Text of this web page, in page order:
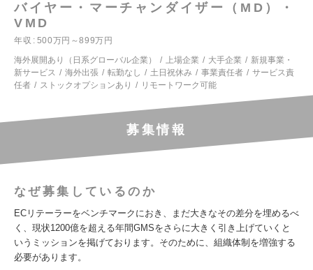
バイヤー・マーチャンダイザー（MD）・
VMD
年収
500万円～899万円
海外展開あり（日系グローバル企業）
上場企業 大手企業
新規事業・
新サービス
海外出張 転勤なし 土日祝休み 事業責任者
サービス責
任者
ストックオプションあり リモートワーク可能
募集情報
なぜ募集しているのか
ECリテーラーをベンチマークにおき、まだ大きなその差分を埋めるべ
く、現状1200億を超える年間GMSをさらに大きく引き上げていくと
いうミッションを掲げております。そのために、組織体制を増強する
必要があります。